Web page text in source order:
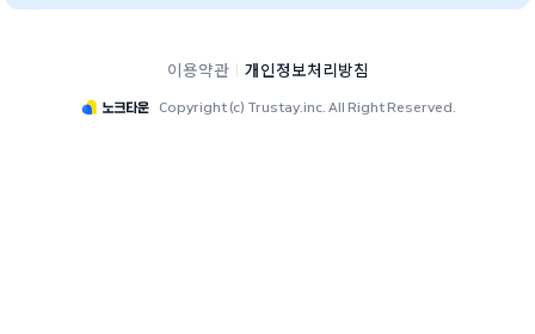
이용약관 개인정보처리방침
Copyright (c) Trustay.inc. All Right Reserved.